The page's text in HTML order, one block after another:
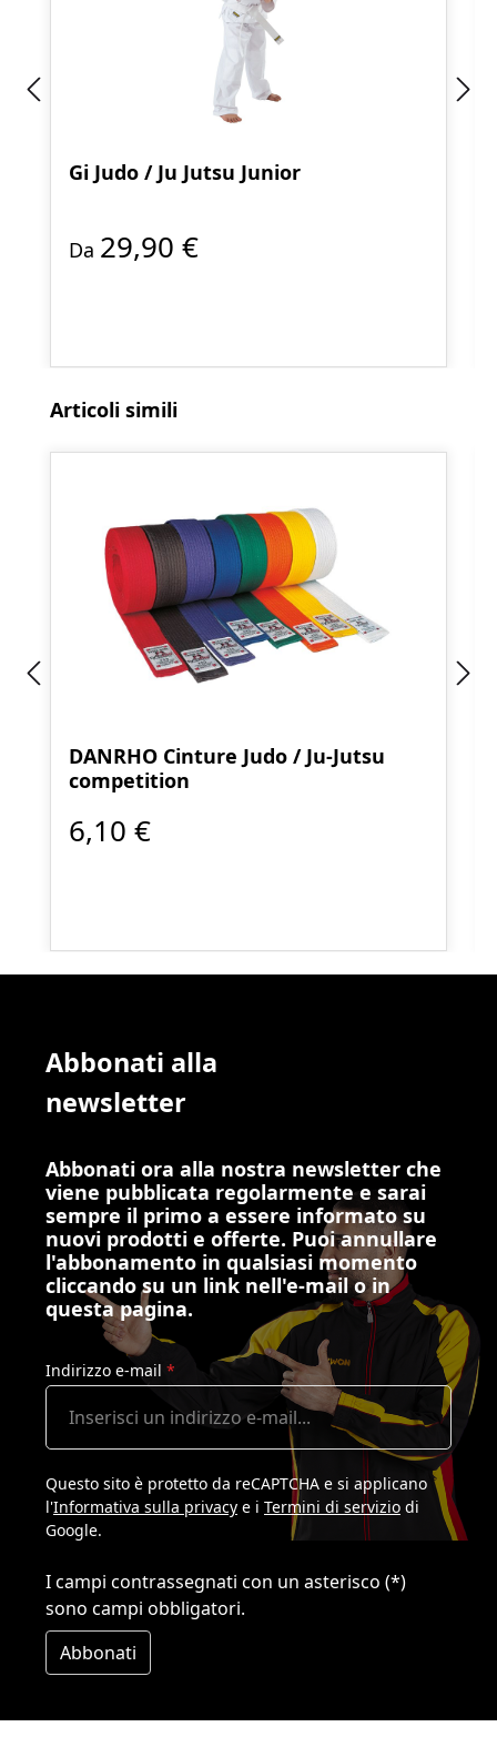
Gi Judo / Ju Jutsu Junior
Da 29,90 €
Salta la galleria dei prodotti
Articoli simili
DANRHO Cinture Judo / Ju-Jutsu
competition
6,10 €
Abbonati alla
newsletter
Abbonati ora alla nostra newsletter che
viene pubblicata regolarmente e sarai
sempre il primo a essere informato su
nuovi prodotti e offerte. Puoi annullare
l'abbonamento in qualsiasi momento
cliccando su un link nell'e-mail o in
questa pagina.
Indirizzo e-mail *
Questo sito è protetto da reCAPTCHA e si applicano
l'Informativa sulla privacy e i Termini di servizio di
Google.
I campi contrassegnati con un asterisco (*)
sono campi obbligatori.
Abbonati